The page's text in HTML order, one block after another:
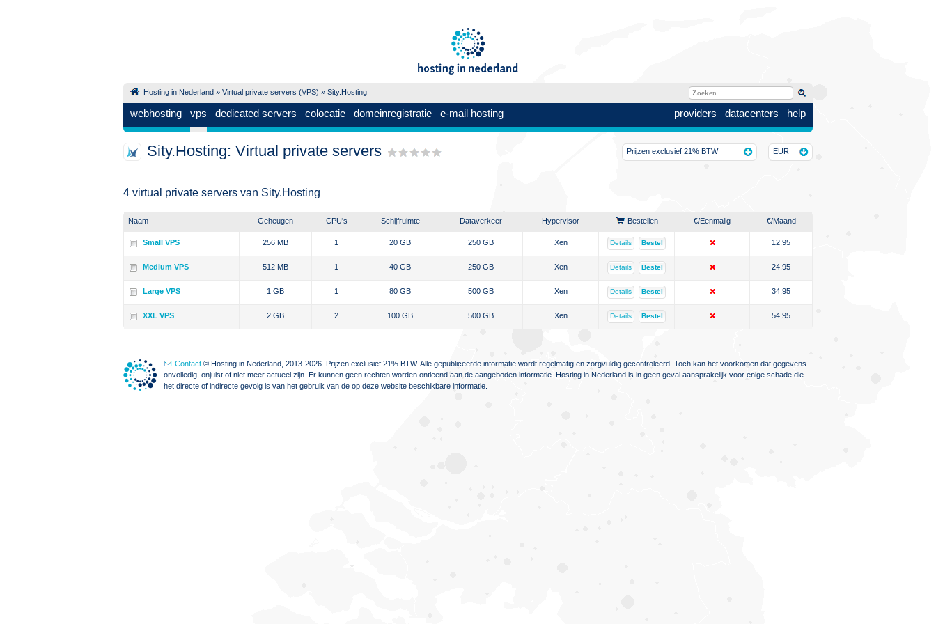
Hosting in Nederland » Virtual private servers (VPS) » Sity.Hosting
providers datacenters help
webhosting vps dedicated servers colocatie domeinregistratie e-mail hosting
EUR
Prijzen exclusief 21% BTW
Sity.Hosting: Virtual private servers
4 virtual private servers van Sity.Hosting
Naam Geheugen CPU's Schijfruimte Dataverkeer Hypervisor Bestellen €/Eenmalig €/Maand
Small VPS 256 MB 1 20 GB 250 GB Xen Details Bestel 12,95
Medium VPS 512 MB 1 40 GB 250 GB Xen Details Bestel 24,95
Large VPS 1 GB 1 80 GB 500 GB Xen Details Bestel 34,95
XXL VPS 2 GB 2 100 GB 500 GB Xen Details Bestel 54,95
Contact © Hosting in Nederland, 2013-2026. Prijzen exclusief 21% BTW. Alle gepubliceerde informatie wordt regelmatig en zorgvuldig gecontroleerd. Toch kan het voorkomen dat gegevens
onvolledig, onjuist of niet meer actueel zijn. Er kunnen geen rechten worden ontleend aan de aangeboden informatie. Hosting in Nederland is in geen geval aansprakelijk voor enige schade die
het directe of indirecte gevolg is van het gebruik van de op deze website beschikbare informatie.